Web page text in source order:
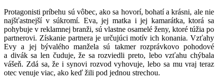
Protagonisti príbehu sú vôbec, ako sa hovorí, bohatí a krásni, ale nie
najšťastnejší v súkromí. Eva, jej matka i jej kamarátka, ktorá sa
pohybuje v reklamnej branži, sú vlastne osamelé ženy, ktoré túžia po
partnerovi. Získanie partnera je určujúci motív ich konania. Vzťahy
Evy a jej bývalého manžela sú takmer rozprávkovo pohodové
a divák sa len čuduje, že sa rozviedli preto, lebo vzťahu chýbala
vášeň. Zdá sa, že i synovi rozvod vyhovuje, lebo sa mu vraj teraz
otec venuje viac, ako keď žili pod jednou strechou.